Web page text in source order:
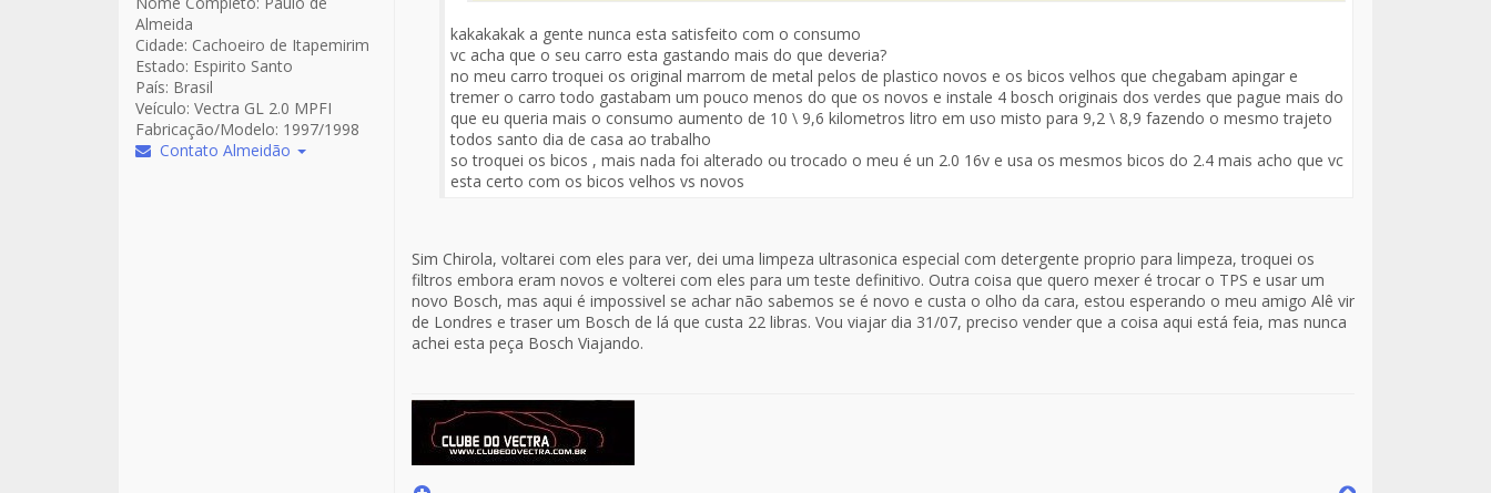
Almeida
Cidade: Cachoeiro de Itapemirim
Estado: Espirito Santo
País: Brasil
Veículo: Vectra GL 2.0 MPFI
Fabricação/Modelo: 1997/1998
Contato Almeidão
kakakakak a gente nunca esta satisfeito com o consumo
vc acha que o seu carro esta gastando mais do que deveria?
no meu carro troquei os original marrom de metal pelos de plastico novos e os bicos velhos que chegabam apingar e
tremer o carro todo gastabam um pouco menos do que os novos e instale 4 bosch originais dos verdes que pague mais do
que eu queria mais o consumo aumento de 10 \ 9,6 kilometros litro em uso misto para 9,2 \ 8,9 fazendo o mesmo trajeto
todos santo dia de casa ao trabalho
so troquei os bicos , mais nada foi alterado ou trocado o meu é un 2.0 16v e usa os mesmos bicos do 2.4 mais acho que vc
esta certo com os bicos velhos vs novos
Sim Chirola, voltarei com eles para ver, dei uma limpeza ultrasonica especial com detergente proprio para limpeza, troquei os
filtros embora eram novos e volterei com eles para um teste definitivo. Outra coisa que quero mexer é trocar o TPS e usar um
novo Bosch, mas aqui é impossivel se achar não sabemos se é novo e custa o olho da cara, estou esperando o meu amigo Alê vir
de Londres e traser um Bosch de lá que custa 22 libras. Vou viajar dia 31/07, preciso vender que a coisa aqui está feia, mas nunca
achei esta peça Bosch Viajando.